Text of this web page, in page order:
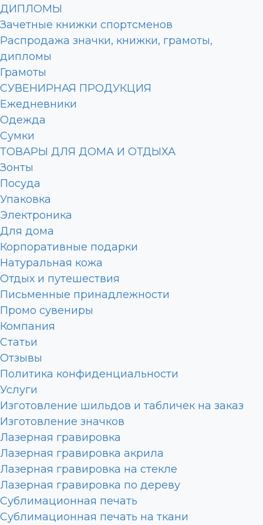
ДИПЛОМЫ
Зачетные книжки спортсменов
Распродажа значки, книжки, грамоты,
дипломы
Грамоты
СУВЕНИРНАЯ ПРОДУКЦИЯ
Ежедневники
Одежда
Сумки
ТОВАРЫ ДЛЯ ДОМА И ОТДЫХА
Зонты
Посуда
Упаковка
Электроника
Для дома
Корпоративные подарки
Натуральная кожа
Отдых и путешествия
Письменные принадлежности
Промо сувениры
Компания
Статьи
Отзывы
Политика конфиденциальности
Услуги
Изготовление шильдов и табличек на заказ
Изготовление значков
Лазерная гравировка
Лазерная гравировка акрила
Лазерная гравировка на стекле
Лазерная гравировка по дереву
Сублимационная печать
Сублимационная печать на ткани